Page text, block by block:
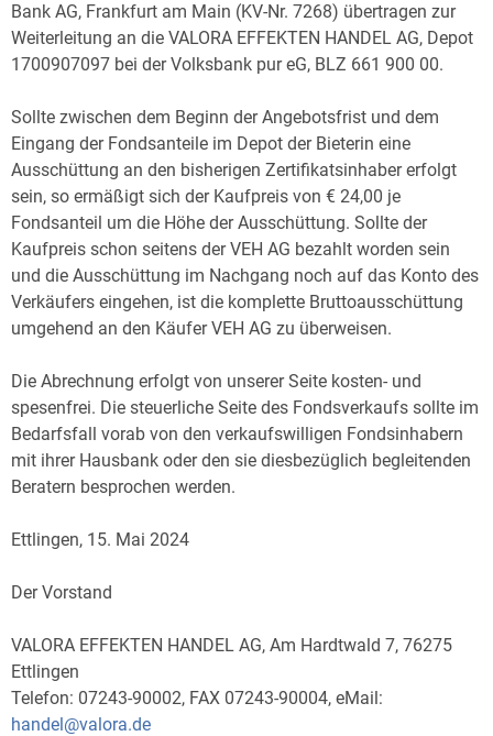
Bank AG, Frankfurt am Main (KV-Nr. 7268) übertragen zur
Weiterleitung an die VALORA EFFEKTEN HANDEL AG, Depot
1700907097 bei der Volksbank pur eG, BLZ 661 900 00.
Sollte zwischen dem Beginn der Angebotsfrist und dem
Eingang der Fondsanteile im Depot der Bieterin eine
Ausschüttung an den bisherigen Zertifikatsinhaber erfolgt
sein, so ermäßigt sich der Kaufpreis von € 24,00 je
Fondsanteil um die Höhe der Ausschüttung. Sollte der
Kaufpreis schon seitens der VEH AG bezahlt worden sein
und die Ausschüttung im Nachgang noch auf das Konto des
Verkäufers eingehen, ist die komplette Bruttoausschüttung
umgehend an den Käufer VEH AG zu überweisen.
Die Abrechnung erfolgt von unserer Seite kosten- und
spesenfrei. Die steuerliche Seite des Fondsverkaufs sollte im
Bedarfsfall vorab von den verkaufswilligen Fondsinhabern
mit ihrer Hausbank oder den sie diesbezüglich begleitenden
Beratern besprochen werden.
Ettlingen, 15. Mai 2024
Der Vorstand
VALORA EFFEKTEN HANDEL AG, Am Hardtwald 7, 76275
Ettlingen
Telefon: 07243-90002, FAX 07243-90004, eMail:
handel@valora.de